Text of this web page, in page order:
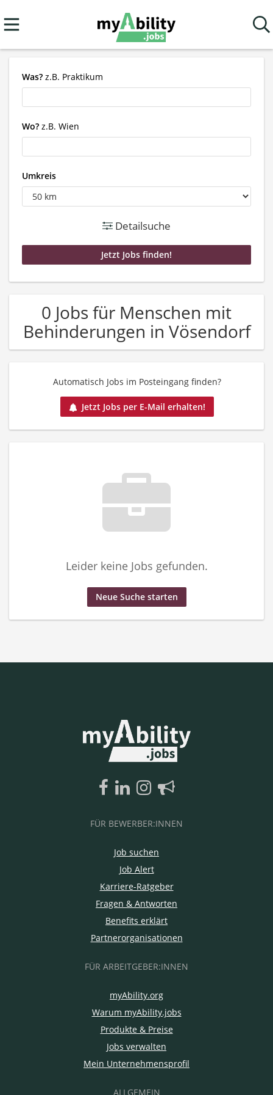
Was? z.B. Praktikum
Wo? z.B. Wien
Umkreis
Detailsuche
0 Jobs für Menschen mit
Behinderungen in Vösendorf
Automatisch Jobs im Posteingang finden?
Jetzt Jobs per E-Mail erhalten!
Leider keine Jobs gefunden.
Neue Suche starten
FÜR BEWERBER:INNEN
Job suchen
Job Alert
Karriere-Ratgeber
Fragen & Antworten
Benefits erklärt
Partnerorganisationen
FÜR ARBEITGEBER:INNEN
myAbility.org
Warum myAbility.jobs
Produkte & Preise
Jobs verwalten
Mein Unternehmensprofil
ALLGEMEIN